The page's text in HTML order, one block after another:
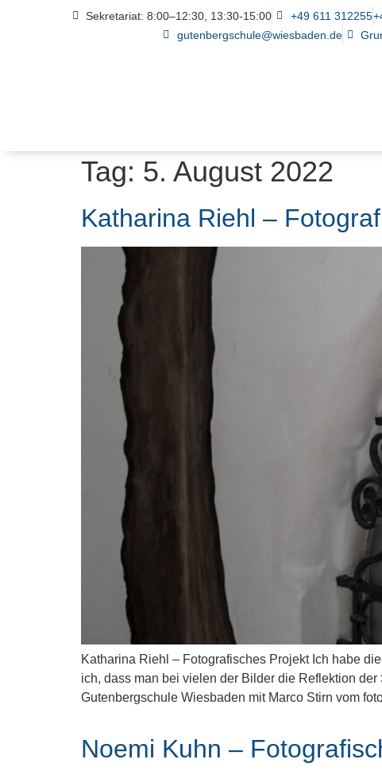
Sekretariat: 8:00–12:30, 13:30-15:00 +49 611 312255
gutenbergschule@wiesbaden.de
Tag: 5. August 2022
Katharina Riehl –
Katharina Riehl – Fotografisches Projekt Ich habe
ich, dass man bei vielen der Bilder die Reflektion
Gutenbergschule Wiesbaden mit Marco Stirn vom
Noemi Kuhn –